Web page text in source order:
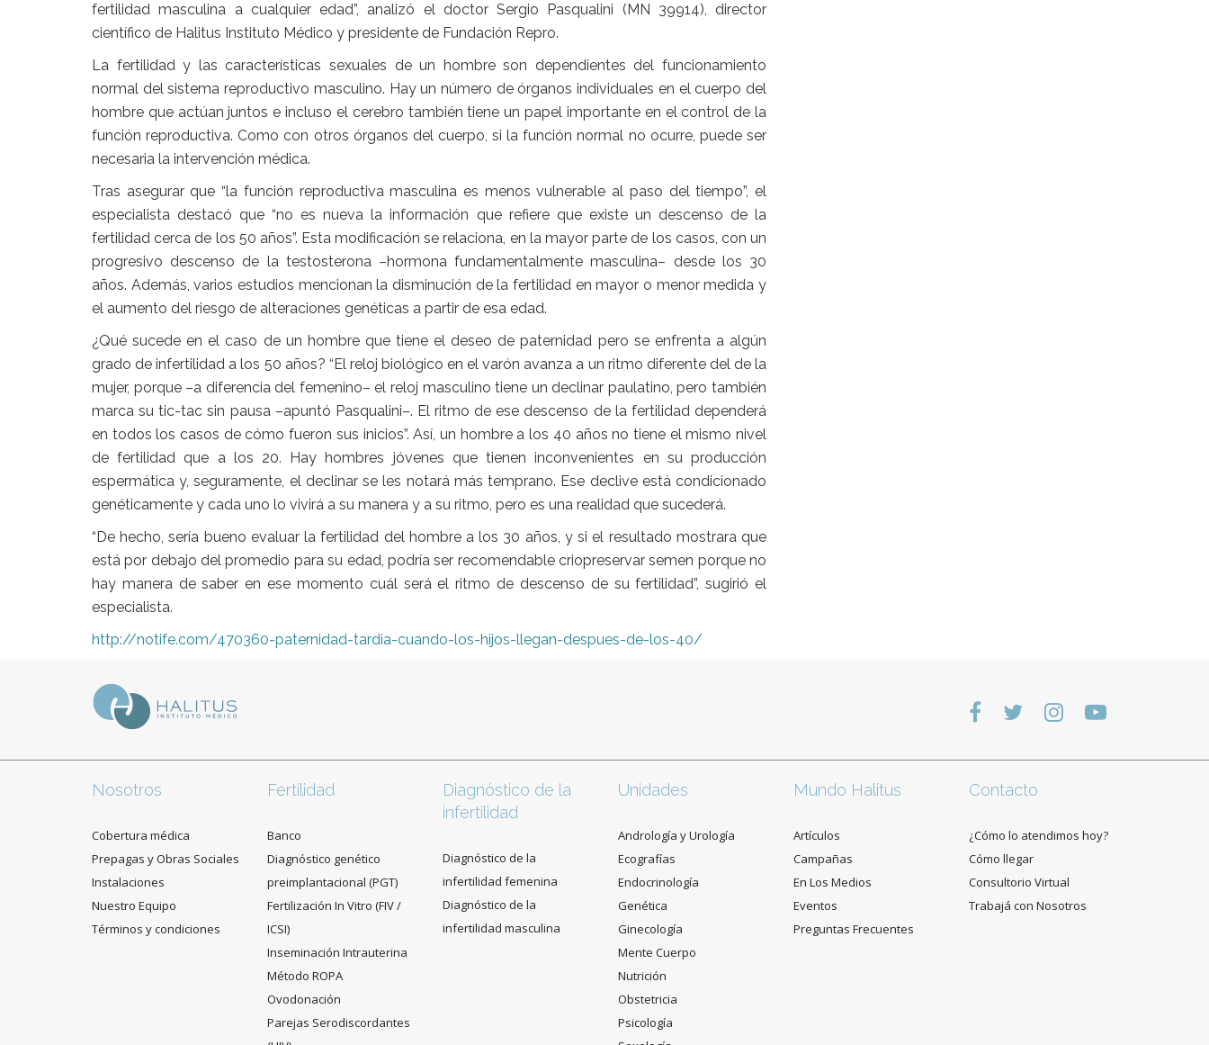
fertilidad masculina a cualquier edad”, analizó el doctor Sergio Pasqualini (MN 39914), director
científico de Halitus Instituto Médico y presidente de Fundación Repro.
La fertilidad y las características sexuales de un hombre son dependientes del funcionamiento
normal delsistema reproductivo masculino. Hay un número de órganos individuales en el cuerpo del
hombre que actúan juntos e incluso el cerebro también tiene un papel importante en el control de la
función reproductiva. Como con otros órganos del cuerpo, si la función normal no ocurre, puede ser
necesaria la intervención médica.
Tras asegurar que “la función reproductiva masculina es menos vulnerable al paso del tiempo”, el
especialista destacó que “no es nueva la información que refiere que existe un descenso de la
fertilidad cerca de los 50 años”. Esta modificación se relaciona, en la mayor parte de los casos, con un
progresivo descenso de la testosterona –hormona fundamentalmente masculina– desde los 30
años. Además, varios estudios mencionan la disminución de la fertilidad en mayor o menor medida y
el aumento del riesgo de alteraciones genéticas a partir de esa edad.
¿Qué sucede en el caso de un hombre que tiene el deseo de paternidad pero se enfrenta a algún
grado de infertilidad a los 50 años? “El reloj biológico en el varón avanza a un ritmo diferente del de la
mujer, porque –a diferencia del femenino– el reloj masculino tiene un declinar paulatino, pero también
marca su tic-tac sin pausa –apuntó Pasqualini–. El ritmo de ese descenso de la fertilidad dependerá
en todos los casos de cómo fueron sus inicios”. Así, un hombre a los 40 años no tiene el mismo nivel
de fertilidad que a los 20. Hay hombres jóvenes que tienen inconvenientes en su producción
espermática y, seguramente, el declinar se les notará más temprano. Ese declive está condicionado
genéticamente y cada uno lo vivirá a su manera y a su ritmo, pero es una realidad que sucederá.
“De hecho, sería bueno evaluar lafertilidad del hombre a los 30 años, y si el resultado mostrara que
está por debajo del promedio para su edad, podría ser recomendable criopreservar semen porque no
hay manera de saber en ese momento cuál será el ritmo de descenso de su fertilidad”, sugirió el
especialista.
http://notife.com/470360-paternidad-tardia-cuando-los-hijos-llegan-despues-de-los-40/
Nosotros
Cobertura médica
Prepagas y Obras Sociales
Instalaciones
Nuestro Equipo
Términos y condiciones
Fertilidad
Banco
Diagnóstico genético
preimplantacional (PGT)
Fertilización In Vitro (FIV /
ICSI)
Inseminación Intrauterina
Método ROPA
Ovodonación
Parejas Serodiscordantes
Diagnóstico de la
infertilidad
Diagnóstico de la
infertilidad femenina
Diagnóstico de la
infertilidad masculina
Unidades
Andrología y Urología
Ecografías
Endocrinología
Genética
Ginecología
Mente Cuerpo
Nutrición
Obstetricia
Psicología
Mundo Halitus
Artículos
Campañas
En Los Medios
Eventos
Preguntas Frecuentes
Contacto
¿Cómo lo atendimos hoy?
Cómo llegar
Consultorio Virtual
Trabajá con Nosotros